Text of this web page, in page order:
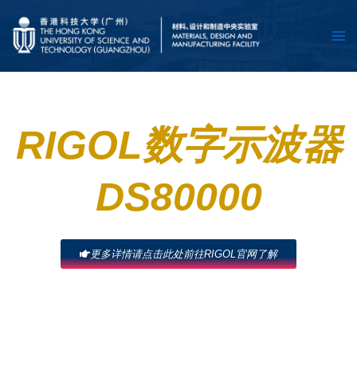
RIGOL数字示波器
DS80000
更多详情请点击此处前往RIGOL官网了解